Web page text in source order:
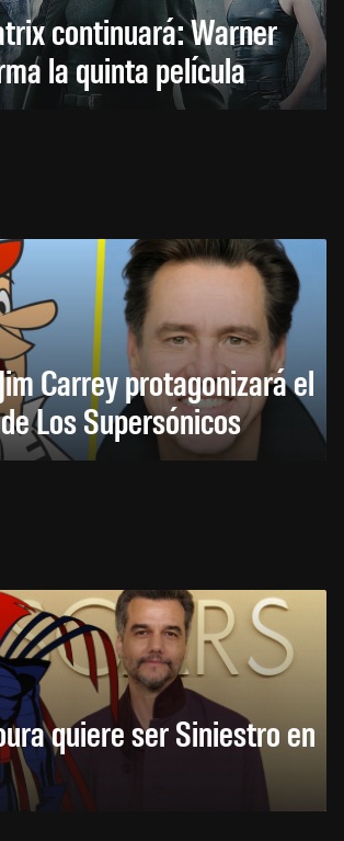
continuará: Warner
la quinta película
Carrey protagonizará el
Los Supersónicos
quiere ser Siniestro en